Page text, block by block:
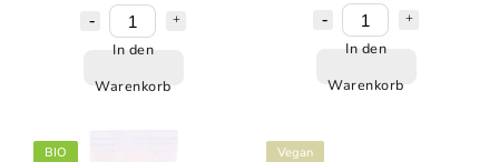
In den
Warenkorb
In den
Warenkorb
BIO
Vegan